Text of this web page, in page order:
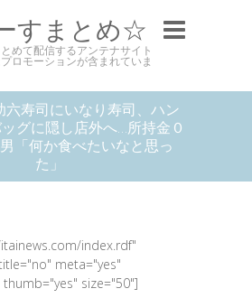
すまとめ☆
めて配信するアンテナサイト
ロモーションが含まれていま
六寿司にいなり寿司、ハン
グに隠し店外へ…所持金０
「何か食べたいなと思っ
た」
index.rdf"
meta="yes"
size="50"]